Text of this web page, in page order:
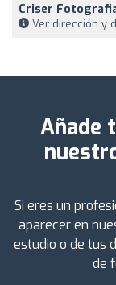
Criser
Ver dirección y
Añade
Si eres un
aparecer en
estudio o de tus
de